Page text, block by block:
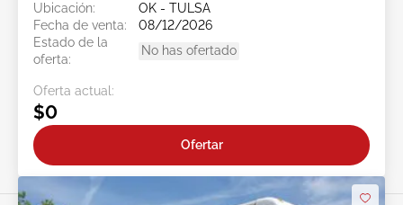
Ubicación:
OK - TULSA
Fecha de venta:
08/12/2026
Estado de la
oferta:
No has ofertado
Oferta actual:
$0
Ofertar